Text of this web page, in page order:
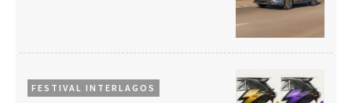
FESTIVAL INTERLAGOS